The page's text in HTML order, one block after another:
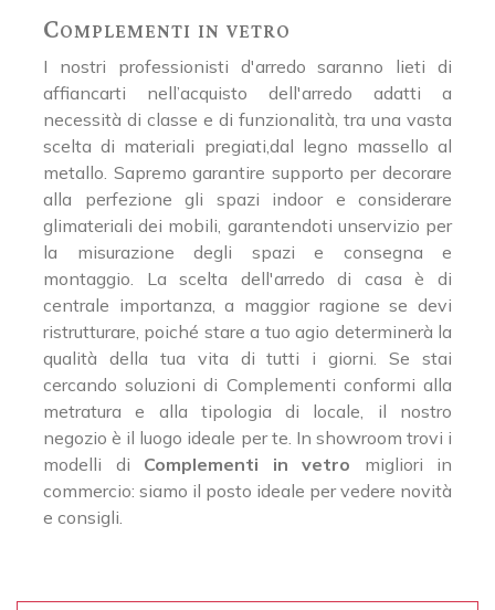
Complementi in vetro
I nostri professionisti d'arredo saranno lieti di
affiancarti nell’acquisto dell'arredo adatti a
necessità di classe e di funzionalità, tra una vasta
scelta di materiali pregiati,dal legno massello al
metallo. Sapremo garantire supporto per decorare
alla perfezione gli spazi indoor e considerare
glimateriali dei mobili, garantendoti unservizio per
la misurazione degli spazi e consegna e
montaggio. La scelta dell'arredo di casa è di
centrale importanza, a maggior ragione se devi
ristrutturare, poiché stare a tuo agio determinerà la
qualità della tua vita di tutti i giorni. Se stai
cercando soluzioni di Complementi conformi alla
metratura e alla tipologia di locale, il nostro
negozio è il luogo ideale per te. In showroom trovi i
modelli di Complementi in vetro migliori in
commercio: siamo il posto ideale per vedere novità
e consigli.